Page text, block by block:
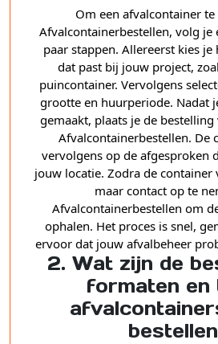
Om een afvalcontainer
Afvalcontainerbestellen, volg je
paar stappen. Allereerst kies
dat past bij jouw project,
puincontainer. Vervolgens
grootte en huurperiode. Nadat
gemaakt, plaats je de
Afvalcontainerbestellen. De
vervolgens op de afgesproken
jouw locatie. Zodra de container
maar contact op te
Afvalcontainerbestellen om
ophalen. Het proces is snel,
ervoor dat jouw afvalbeheer
2. Wat zijn de
formaten en